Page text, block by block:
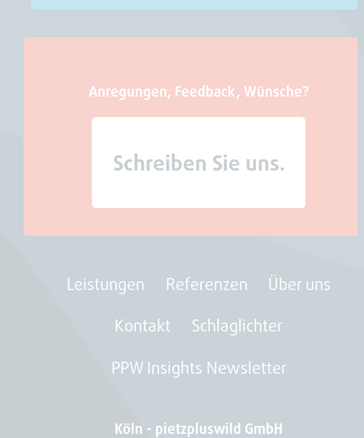
Anregungen, Feedback, Wünsche?
Schreiben Sie uns.
Leistungen Referenzen Über uns
Kontakt Schlaglichter
PPW Insights Newsletter
Köln - pietzpluswild GmbH